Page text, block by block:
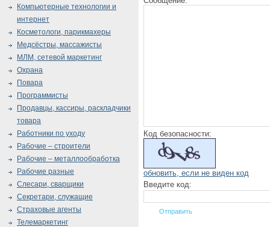
Код безопасности:
обновить, если не виден код
Введите код:
Компьютерные технологии и
интернет
Косметологи, парикмахеры
Медсёстры, массажисты
МЛМ, сетевой маркетинг
Охрана
Повара
Программисты
Продавцы, кассиры, раскладчики
товара
Работники по уходу
Рабочие – строители
Рабочие – металлообработка
Рабочие разные
Слесари, сварщики
Секретари, служащие
Страховые агенты
Телемаркетинг